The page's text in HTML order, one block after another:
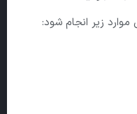
زیر انجام شود: